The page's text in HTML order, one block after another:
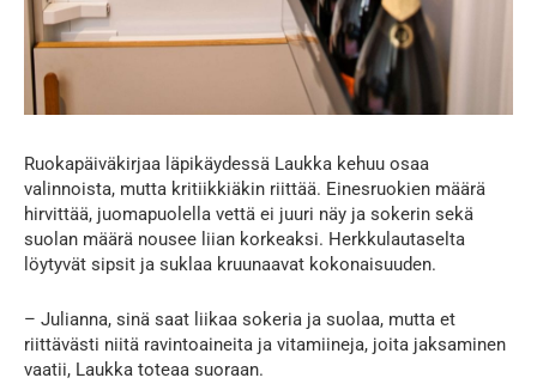
Ruokapäiväkirjaa läpikäydessä Laukka kehuu osaa
valinnoista, mutta kritiikkiäkin riittää. Einesruokien määrä
hirvittää, juomapuolella vettä ei juuri näy ja sokerin sekä
suolan määrä nousee liian korkeaksi. Herkkulautaselta
löytyvät sipsit ja suklaa kruunaavat kokonaisuuden.
– Julianna, sinä saat liikaa sokeria ja suolaa, mutta et
riittävästi niitä ravintoaineita ja vitamiineja, joita jaksaminen
vaatii, Laukka toteaa suoraan.